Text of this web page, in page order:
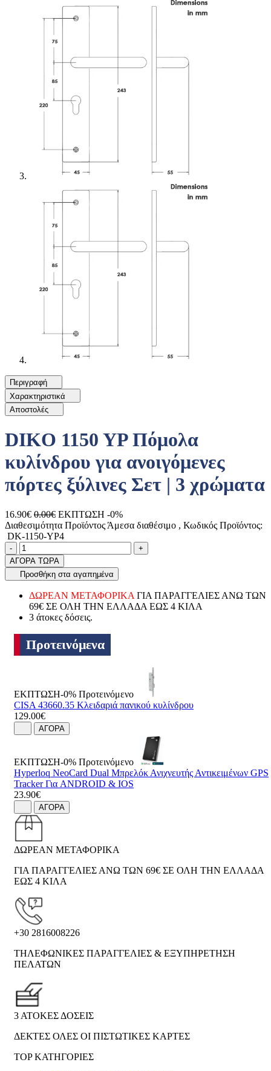
Περιγραφή
Χαρακτηριστικά
Αποστολές
DIKO 1150 YP Πόμολα
κυλίνδρου για ανοιγόμενες
πόρτες ξύλινες Σετ | 3 χρώματα
16.90€ 0.00€ ΕΚΠΤΩΣΗ -0%
Διαθεσιμότητα Προϊόντος Άμεσα διαθέσιμο , Κωδικός Προϊόντος:
DK-1150-YP4
Ποσότητα
-product.increase.quantity +
ΑΓΟΡΑ ΤΩΡΑ
Προσθήκη στα αγαπημένα
ΔΩΡΕΑΝ ΜΕΤΑΦΟΡΙΚΑ ΓΙΑ ΠΑΡΑΓΓΕΛΙΕΣ ΑΝΩ ΤΩΝ
69€ ΣΕ ΟΛΗ ΤΗΝ ΕΛΛΑΔΑ ΕΩΣ 4 ΚΙΛΑ
3 άτοκες δόσεις.
Προτεινόμενα
ΕΚΠΤΩΣΗ-0% Προτεινόμενο
CISA 43660.35 Κλειδαριά πανικού κυλίνδρου
129.00€
ΑΓΟΡΑ
ΕΚΠΤΩΣΗ-0% Προτεινόμενο
Hyperloq NeoCard Dual Μπρελόκ Ανιχνευτής Αντικειμένων GPS
Tracker Για ANDROID & IOS
23.90€
ΑΓΟΡΑ
ΔΩΡΕΑΝ ΜΕΤΑΦΟΡΙΚΑ
ΓΙΑ ΠΑΡΑΓΓΕΛΙΕΣ ΑΝΩ ΤΩΝ 69€ ΣΕ ΟΛΗ ΤΗΝ ΕΛΛΑΔΑ
ΕΩΣ 4 ΚΙΛΑ
+30 2816008226
ΤΗΛΕΦΩΝΙΚΕΣ ΠΑΡΑΓΓΕΛΙΕΣ & ΕΞΥΠΗΡΕΤΗΣΗ
ΠΕΛΑΤΩΝ
3 ΑΤΟΚΕΣ ΔΟΣΕΙΣ
ΔΕΚΤΕΣ ΟΛΕΣ ΟΙ ΠΙΣΤΩΤΙΚΕΣ ΚΑΡΤΕΣ
TOP ΚΑΤΗΓΟΡΙΕΣ